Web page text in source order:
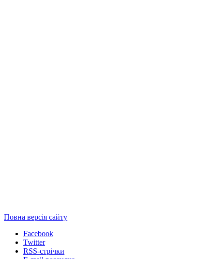
Повна версія сайту
Facebook
Twitter
RSS-стрічки